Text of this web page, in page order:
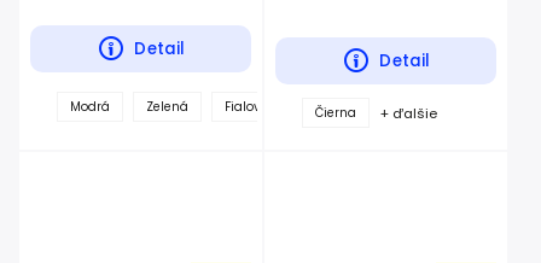
Detail
Modrá Zelená Fialová Červená Tyrkysová
Detail
Čierna + ďalšie